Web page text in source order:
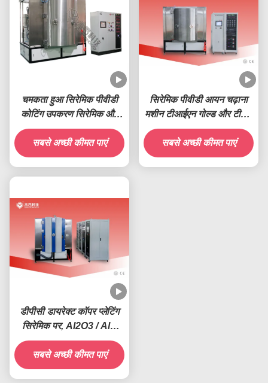
चमकता हुआ सिरेमिक पीवीडी
कोटिंग उपकरण सिरेमिक और
कांच के बने पदार्थ पर टाइटेनियम
ऑक्साइड चढ़ाना
सबसे अच्छी कीमत पाएं
सिरेमिक पीवीडी आयन चढ़ाना
मशीन टीआईएन गोल्ड और टीआई
सिल्वर सिरेमिक कोटिंग्स
सबसे अच्छी कीमत पाएं
डीपीसी डायरेक्ट कॉपर प्लेटिंग
सिरेमिक पर, Al2O3 / AlN
सर्किट बोर्ड कॉपर डिपोजिशन
मशीन
सबसे अच्छी कीमत पाएं